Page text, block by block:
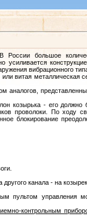
России большое
усиливается
вибрационного
витая металлическая
аналогов,
козырька - его должно
проволоки. По ходу
блокирование
канала - на козырек.
пультом управления
контрольным